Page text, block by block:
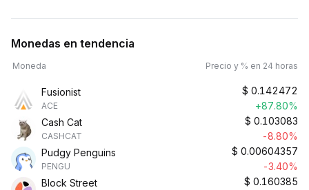
Monedas en tendencia
Moneda Precio y % en 24 horas
Fusionist
ACE
$ 0.142472
+87.80%
Cash Cat
CASHCAT
$ 0.103083
-8.80%
Pudgy Penguins
PENGU
$ 0.00604357
-3.40%
Block Street
$ 0.160385